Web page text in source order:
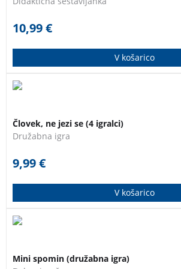
črkovanje besed, ki jih srečujejo vsak
10,99€
V košarico
Človek, ne jezi se (4 igralci)
Družabna igra
9,99€
V košarico
Mini spomin (družabna igra)